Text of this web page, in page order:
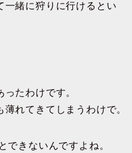
一緒に狩りに行けるとい
たわけです。
れてきてしまうわけで。
できないんですよね。